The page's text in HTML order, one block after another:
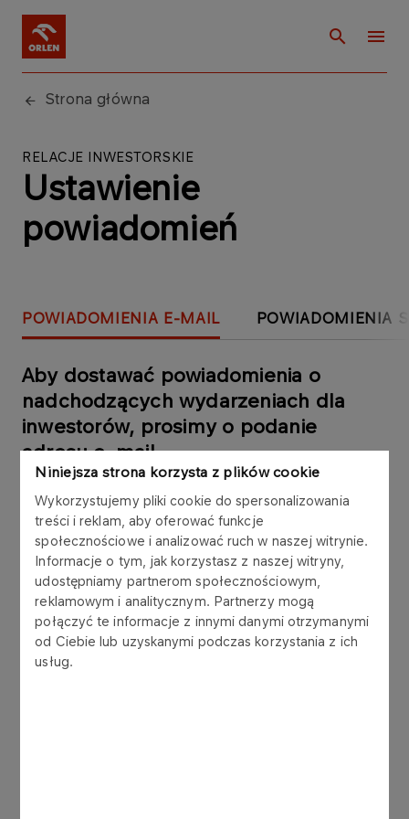
Niniejsza strona korzysta z plików cookie
Wykorzystujemy pliki cookie do spersonalizowania
treści i reklam, aby oferować funkcje
społecznościowe i analizować ruch w naszej witrynie.
Informacje o tym, jak korzystasz z naszej witryny,
udostępniamy partnerom społecznościowym,
reklamowym i analitycznym. Partnerzy mogą
połączyć te informacje z innymi danymi otrzymanymi
od Ciebie lub uzyskanymi podczas korzystania z ich
usług.
Strona główna
RELACJE INWESTORSKIE
Ustawienie
powiadomień
POWIADOMIENIA E-MAIL POWIADOMIENIA
Aby dostawać powiadomienia o
nadchodzących wydarzeniach dla
inwestorów, prosimy o podanie
adresu e-mail
Twój adres e-mail
Administratorem Pani/Pana danych osobowych
jest ORLEN S.A.. z siedzibą w Płocku, 09-411